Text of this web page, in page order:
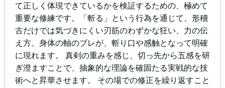
て正しく体現できているかを検証するための、極めて
重要な修練です。「斬る」という行為を通じて、形稽
古だけでは気づきにくい刃筋のわずかな狂い、力の伝
え方、身体の軸のブレが、斬り口や感触となって明確
に現れます。 真剣の重みを感じ、切っ先から五感を研
ぎ澄ますことで、抽象的な理論を確固たる実戦的な技
術へと昇華させます。 その場での修正を繰り返すこと